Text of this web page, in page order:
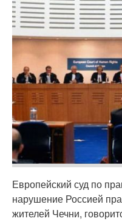
Европейский суд по
нарушение Россией
жителей Чечни,